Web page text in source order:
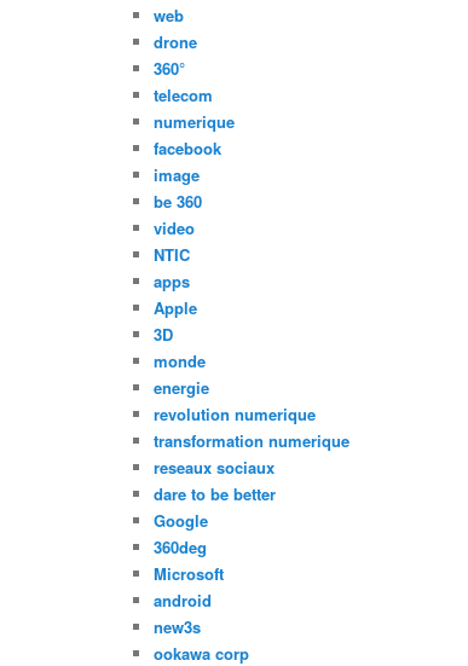
web
drone
360°
telecom
numerique
facebook
image
be 360
video
NTIC
apps
Apple
3D
monde
energie
revolution numerique
transformation numerique
reseaux sociaux
dare to be better
Google
360deg
Microsoft
android
new3s
ookawa corp